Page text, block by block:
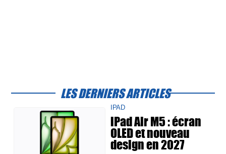
LES DERNIERS ARTICLES
IPAD
iPad Air M5 : écran
OLED et nouveau
design en 2027